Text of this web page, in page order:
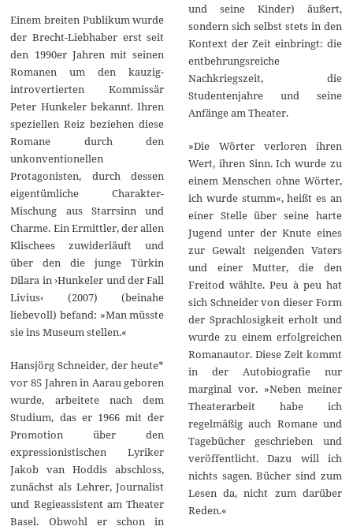
Einem breiten Publikum wurde
der Brecht-Liebhaber erst seit
den 1990er Jahren mit seinen
Romanen um den kauzig-
introvertierten Kommissär
Peter Hunkeler bekannt. Ihren
speziellen Reiz beziehen diese
Romane durch den
unkonventionellen
Protagonisten, durch dessen
eigentümliche Charakter-
Mischung aus Starrsinn und
Charme. Ein Ermittler, der allen
Klischees zuwiderläuft und
über den die junge Türkin
Dilara in ›Hunkeler und der Fall
Livius‹ (2007) (beinahe
liebevoll) befand: »Man müsste
sie ins Museum stellen.«
Hansjörg Schneider, der heute*
vor 85 Jahren in Aarau geboren
wurde, arbeitete nach dem
Studium, das er 1966 mit der
Promotion über den
expressionistischen Lyriker
Jakob van Hoddis abschloss,
zunächst als Lehrer, Journalist
und Regieassistent am Theater
Basel. Obwohl er schon in
und seine Kinder) äußert,
sondern sich selbst stets in den
Kontext der Zeit einbringt: die
entbehrungsreiche
Nachkriegszeit, die
Studentenjahre und seine
Anfänge am Theater.
»Die Wörter verloren ihren
Wert, ihren Sinn. Ich wurde zu
einem Menschen ohne Wörter,
ich wurde stumm«, heißt es an
einer Stelle über seine harte
Jugend unter der Knute eines
zur Gewalt neigenden Vaters
und einer Mutter, die den
Freitod wählte. Peu à peu hat
sich Schneider von dieser Form
der Sprachlosigkeit erholt und
wurde zu einem erfolgreichen
Romanautor. Diese Zeit kommt
in der Autobiografie nur
marginal vor. »Neben meiner
Theaterarbeit habe ich
regelmäßig auch Romane und
Tagebücher geschrieben und
veröffentlicht. Dazu will ich
nichts sagen. Bücher sind zum
Lesen da, nicht zum darüber
Reden.«